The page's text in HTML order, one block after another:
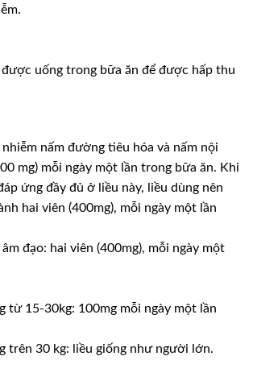
được uống trong bữa ăn để được hấp thu
nấm đường tiêu hóa và nấm nội
mg) mỗi ngày một lần trong bữa ăn. Khi
ứng đầy đủ ở liều này, liều dùng nên
hai viên (400mg), mỗi ngày một lần
đạo: hai viên (400mg), mỗi ngày một
từ 15-30kg: 100mg mỗi ngày một lần
trên 30 kg: liều giống như người lớn.